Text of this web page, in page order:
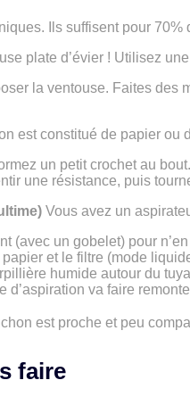
Ils suffisent pour
plate d’évier ! Utilisez
la ventouse. Faites
est constitué de papier ou
un petit crochet au
une résistance, puis
Vous avez un
(avec un gobelet) pour
et le filtre (mode
humide autour du
d’aspiration va faire
est proche et peu
faire